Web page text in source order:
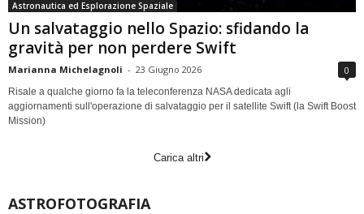
Astronautica ed Esplorazione Spaziale
Un salvataggio nello Spazio: sfidando la
gravità per non perdere Swift
Marianna Michelagnoli - 23 Giugno 2026 0
Risale a qualche giorno fa la teleconferenza NASA dedicata agli
aggiornamenti sull'operazione di salvataggio per il satellite Swift (la Swift Boost
Mission)
Carica altri
ASTROFOTOGRAFIA